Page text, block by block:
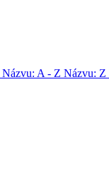
Názvu: A - Z Názvu: Z